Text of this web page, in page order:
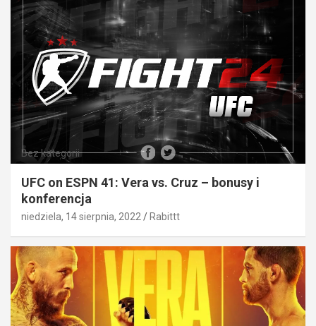
Bez kategorii
UFC on ESPN 41: Vera vs. Cruz – bonusy i
konferencja
niedziela, 14 sierpnia, 2022 Rabittt